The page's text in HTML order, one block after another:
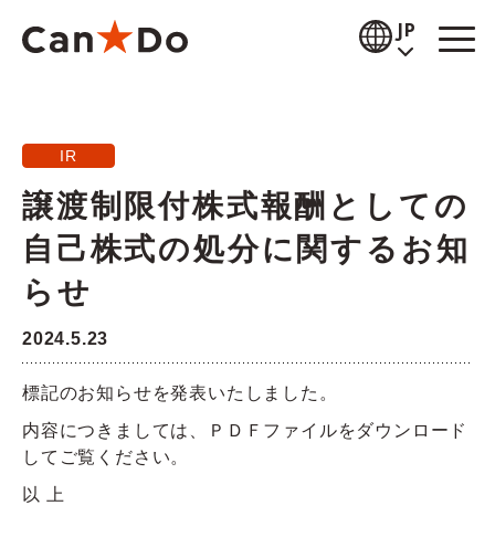
JP
お知らせ
商品情報
採用情報
企業情報
IR情報
IR
譲渡制限付株式報酬としての
自己株式の処分に関するお知
らせ
2024.5.23
標記のお知らせを発表いたしました。
内容につきましては、ＰＤＦファイルをダウンロード
してご覧ください。
以 上